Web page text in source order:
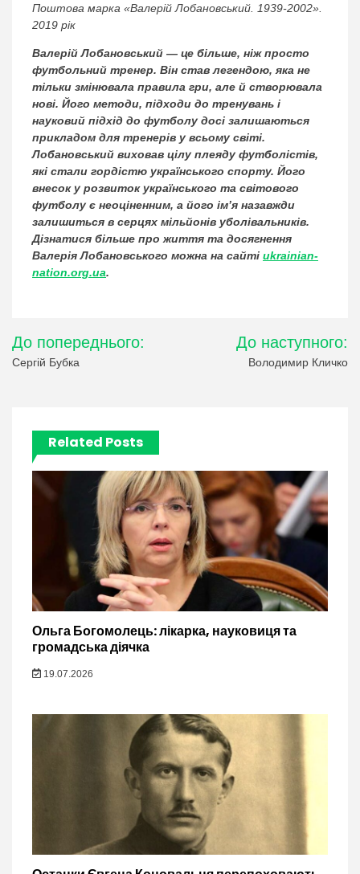
Поштова марка «Валерій Лобановський. 1939-2002».
2019 рік
Валерій Лобановський — це більше, ніж просто
футбольний тренер. Він став легендою, яка не
тільки змінювала правила гри, але й створювала
нові. Його методи, підходи до тренувань і
науковий підхід до футболу досі залишаються
прикладом для тренерів у всьому світі.
Лобановський виховав цілу плеяду футболістів,
які стали гордістю українського спорту. Його
внесок у розвиток українського та світового
футболу є неоціненним, а його ім’я назавжди
залишиться в серцях мільйонів уболівальників.
Дізнатися більше про життя та досягнення
Валерія Лобановського можна на сайті ukrainian-
nation.org.ua.
Навігація
записів
До попереднього:
Сергій Бубка
До наступного:
Володимир Кличко
Related Posts
Ольга Богомолець: лікарка, науковиця та
громадська діячка
19.07.2026